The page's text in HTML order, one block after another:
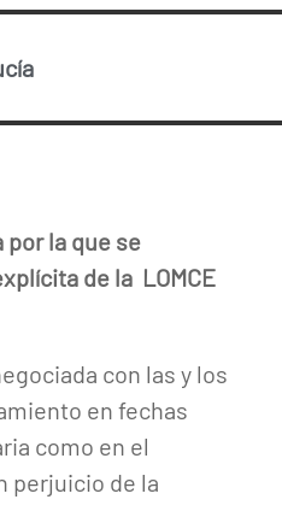
la que se
de la LOMCE
con las y los
en fechas
como en el
perjuicio de la